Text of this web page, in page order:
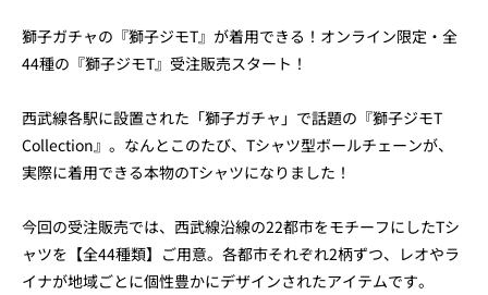
獅子ガチャの『獅子ジモT』が着用できる！オンライン限定・全
44種の『獅子ジモT』受注販売スタート！
西武線各駅に設置された「獅子ガチャ」で話題の『獅子ジモT
Collection』。なんとこのたび、Tシャツ型ボールチェーンが、
実際に着用できる本物のTシャツになりました！
今回の受注販売では、西武線沿線の22都市をモチーフにしたTシ
ャツを【全44種類】ご用意。各都市それぞれ2柄ずつ、レオやラ
イナが地域ごとに個性豊かにデザインされたアイテムです。